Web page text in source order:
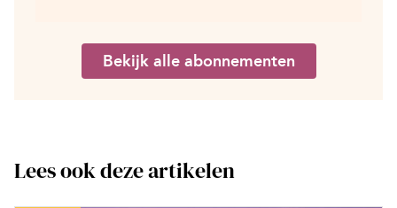
Bekijk alle abonnementen
Lees ook deze artikelen